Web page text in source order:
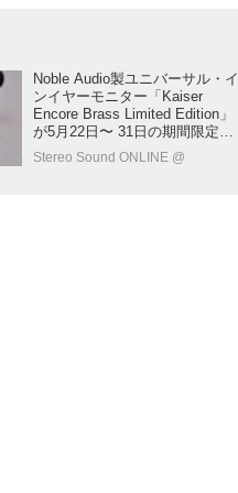
Noble Audio製ユニバーサル・イ
ンイヤーモニター「Kaiser
Encore Brass Limited Edition」
が5月22日〜 31日の期間限定で
発売！
Stereo Sound ONLINE @